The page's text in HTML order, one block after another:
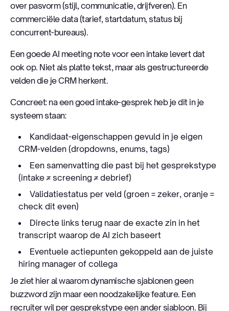
over pasvorm (stijl, communicatie, drijfveren). En
commerciële data (tarief, startdatum, status bij
concurrent-bureaus).
Een goede AI meeting note voor een intake levert dat
ook op. Niet als platte tekst, maar als gestructureerde
velden die je CRM herkent.
Concreet: na een goed intake-gesprek heb je dit in je
systeem staan:
Kandidaat-eigenschappen gevuld in je eigen
CRM-velden (dropdowns, enums, tags)
Een samenvatting die past bij het gesprekstype
(intake ≠ screening ≠ debrief)
Validatiestatus per veld (groen = zeker, oranje =
check dit even)
Directe links terug naar de exacte zin in het
transcript waarop de AI zich baseert
Eventuele actiepunten gekoppeld aan de juiste
hiring manager of collega
Je ziet hier al waarom dynamische sjablonen geen
buzzword zijn maar een noodzakelijke feature. Een
recruiter wil per gesprekstype een ander sjabloon. Bij